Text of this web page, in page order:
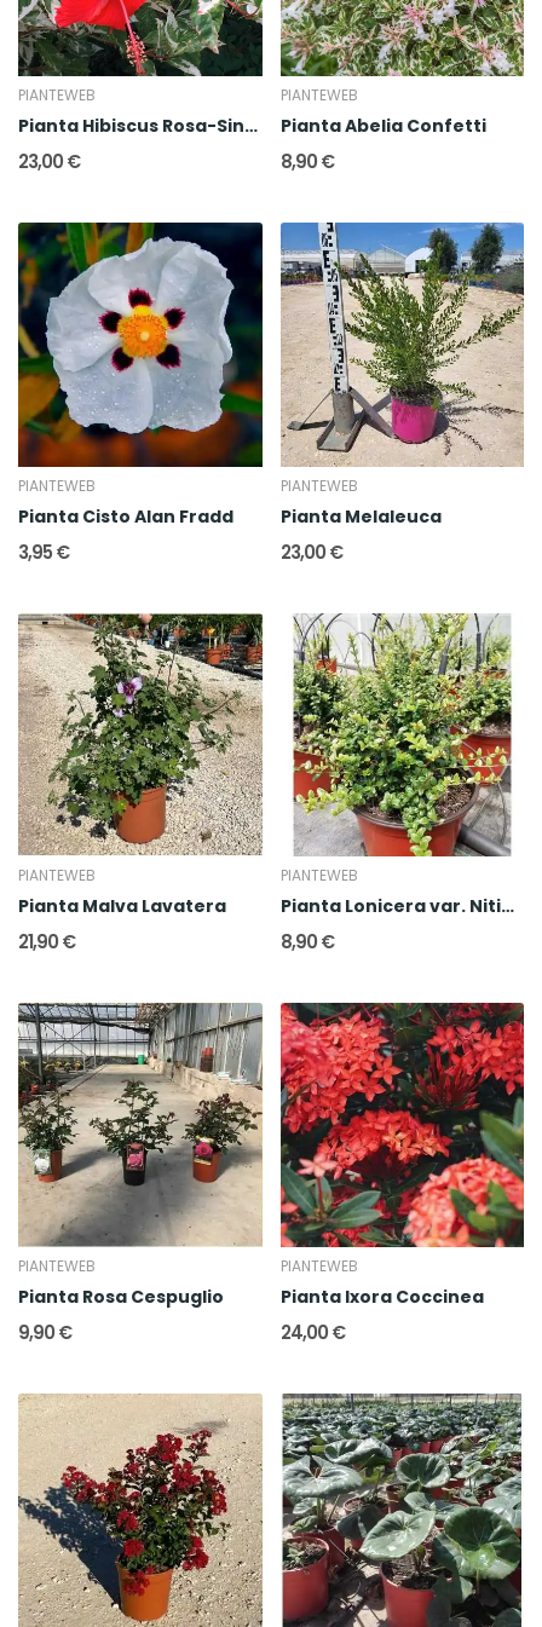
PIANTEWEB
Pianta Hibiscus Rosa-Sinensis variegata
23,00 €
PIANTEWEB
Pianta Abelia Confetti
8,90 €
PIANTEWEB
Pianta Cisto Alan Fradd
3,95 €
PIANTEWEB
Pianta Melaleuca
23,00 €
PIANTEWEB
Pianta Malva Lavatera
21,90 €
PIANTEWEB
Pianta Lonicera var. Nitida
8,90 €
PIANTEWEB
Pianta Rosa Cespuglio
9,90 €
PIANTEWEB
Pianta Ixora Coccinea
24,00 €